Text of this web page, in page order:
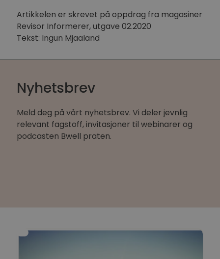
Artikkelen er skrevet på oppdrag fra magasiner
Revisor Informerer, utgave 02.2020
Tekst: Ingun Mjaaland
Nyhetsbrev
Meld deg på vårt nyhetsbrev. Vi deler jevnlig
relevant fagstoff, invitasjoner til webinarer og
podcasten Bwell praten.